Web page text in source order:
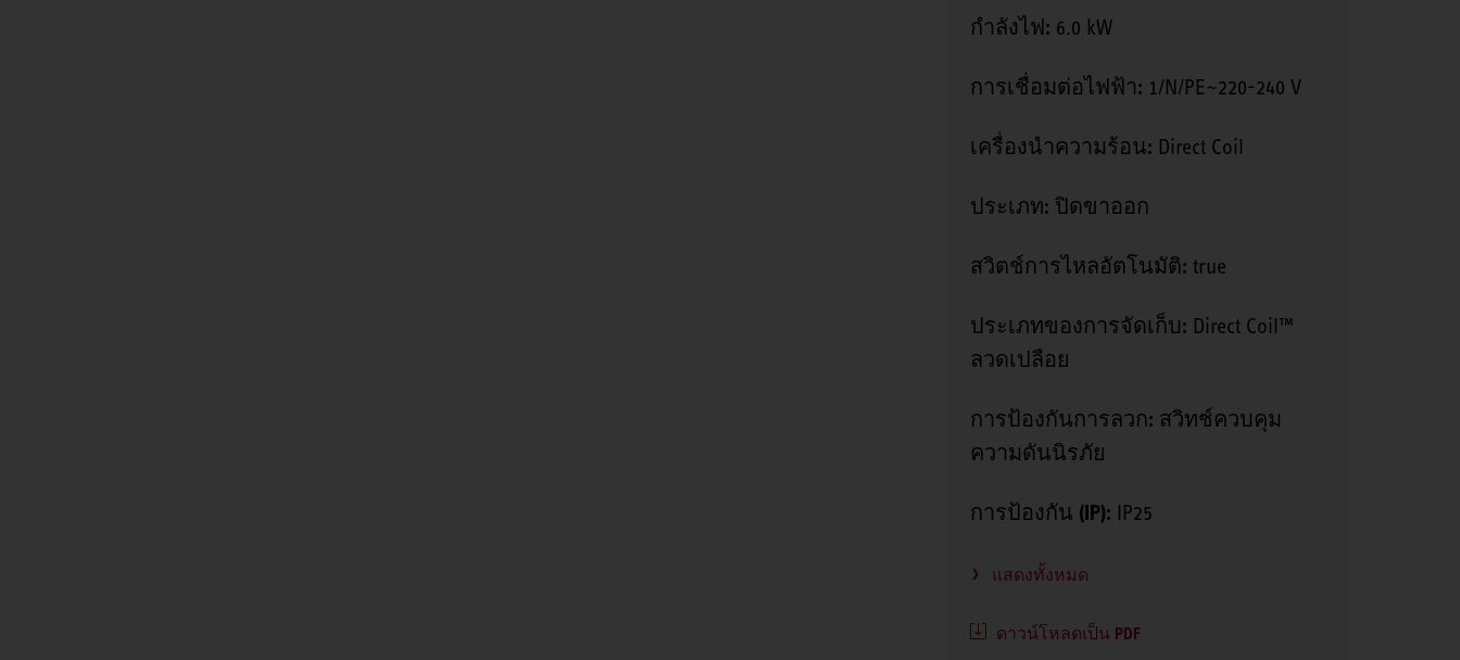
กำลังไฟ: 6.0 kW
การเชื่อมต่อไฟฟ้า: 1/N/PE~220-240 V
เครื่องนำความร้อน: Direct Coil
ประเภท: ปิดขาออก
สวิตช์การไหลอัตโนมัติ: true
ประเภทของการจัดเก็บ: Direct Coil™
ลวดเปลือย
การป้องกันการลวก: สวิทช์ควบคุม
ความดันนิรภัย
การป้องกัน (IP): IP25
แสดงทั้งหมด
ดาวน์โหลดเป็น PDF